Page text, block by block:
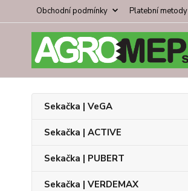
Obchodní podmínky Platební metody
Sekačka | VeGA
Sekačka | ACTIVE
Sekačka | PUBERT
Sekačka | VERDEMAX